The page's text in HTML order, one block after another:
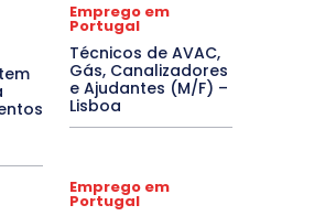
Emprego em
Portugal
Técnicos de AVAC,
Gás, Canalizadores
e Ajudantes (M/F) –
Lisboa
Emprego em
Portugal